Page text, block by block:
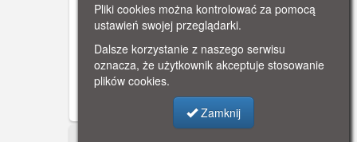
Gdańsk - Oliwa, Dolina Radości
(Freudental)
Pensjonat założony ok. 1925 r. w
Dolinie Radości. Jego właścicielem był
Otto Kamin. Obok pensjonatu w 1928 r.
założył zwierzyniec. Po II wojnie
światowej dawny pensjonat służył za
siedzibę nadleśnictwa, ob. mieszczą się
w nim mieszkania prywatne.
Pliki cookies można kontrolować za pomocą
ustawień swojej przeglądarki.
Dalsze korzystanie z naszego serwisu
oznacza, że użytkownik akceptuje stosowanie
plików cookies.
Zamknij